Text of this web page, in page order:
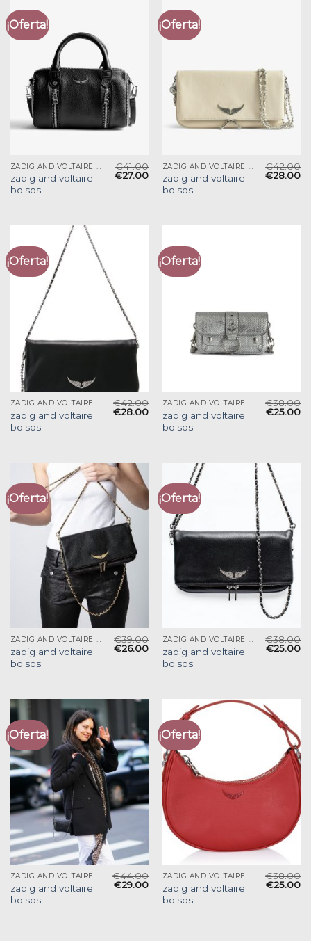
¡Oferta!
ZADIG AND VOLTAIRE BOLSOS
zadig and voltaire
bolsos
€41.00
€27.00
¡Oferta!
ZADIG AND VOLTAIRE BOLSOS
zadig and voltaire
bolsos
€42.00
€28.00
¡Oferta!
ZADIG AND VOLTAIRE BOLSOS
zadig and voltaire
bolsos
€42.00
€28.00
¡Oferta!
ZADIG AND VOLTAIRE BOLSOS
zadig and voltaire
bolsos
€38.00
€25.00
¡Oferta!
ZADIG AND VOLTAIRE BOLSOS
zadig and voltaire
bolsos
€39.00
€26.00
¡Oferta!
ZADIG AND VOLTAIRE BOLSOS
zadig and voltaire
bolsos
€38.00
€25.00
¡Oferta!
ZADIG AND VOLTAIRE BOLSOS
zadig and voltaire
bolsos
€44.00
€29.00
¡Oferta!
ZADIG AND VOLTAIRE BOLSOS
zadig and voltaire
bolsos
€38.00
€25.00